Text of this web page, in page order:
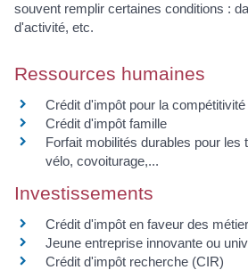
souvent remplir certaines conditions :
d'activité, etc.
Ressources humaines
Crédit d'impôt pour la
Crédit d'impôt famille
Forfait mobilités durables pour les
vélo, covoiturage,...
Investissements
Crédit d'impôt en faveur des
Jeune entreprise innovante ou
Crédit d'impôt recherche (CIR)